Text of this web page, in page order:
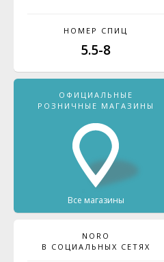
НОМЕР СПИЦ
5.5-8
ОФИЦИАЛЬНЫЕ
РОЗНИЧНЫЕ МАГАЗИНЫ
Все магазины
NORO
В СОЦИАЛЬНЫХ СЕТЯХ